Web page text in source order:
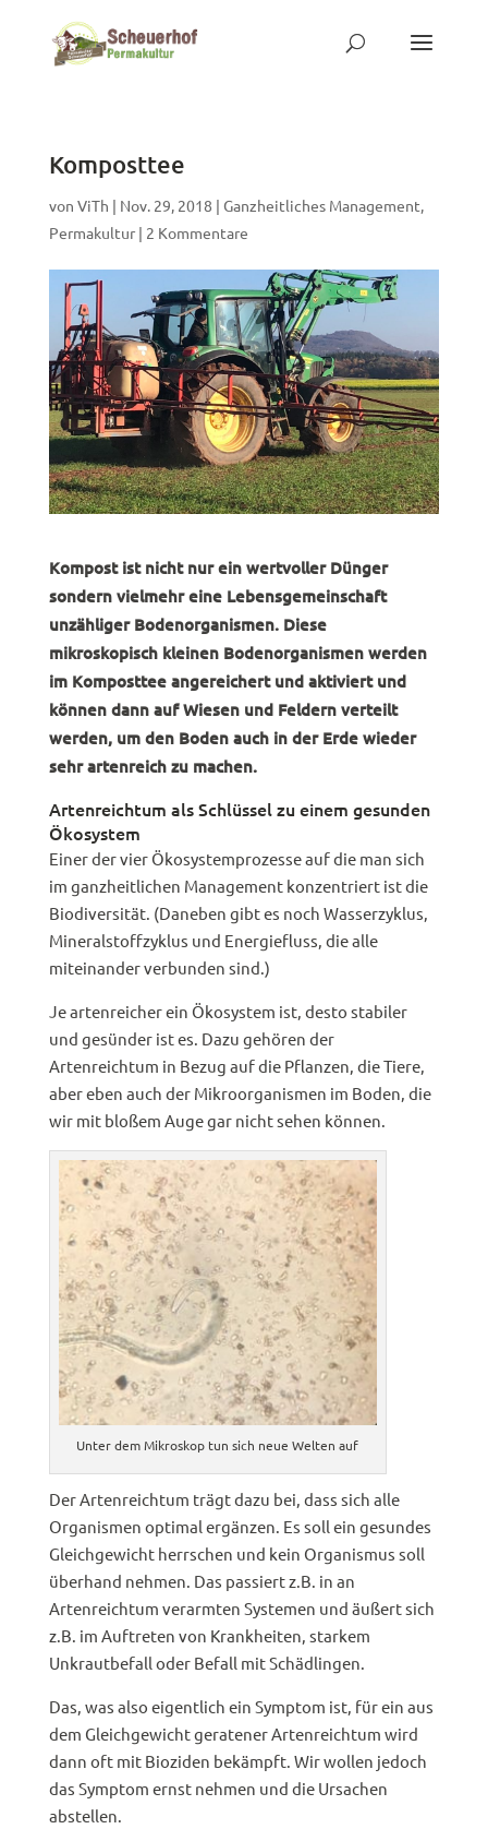
Komposttee
von ViTh | Nov. 29, 2018 | Ganzheitliches Management,
Permakultur| 2 Kommentare
Kompost ist nicht nur ein wertvoller Dünger
sondern vielmehr eine Lebensgemeinschaft
unzähliger Bodenorganismen. Diese
mikroskopisch kleinen Bodenorganismen werden
im Komposttee angereichert und aktiviert und
können dann auf Wiesen und Feldern verteilt
werden, um den Boden auch in der Erde wieder
sehr artenreich zu machen.
Artenreichtum als Schlüssel zu einem gesunden
Ökosystem
Einer der vier Ökosystemprozesse auf die man sich
im ganzheitlichen Management konzentriert ist die
Biodiversität. (Daneben gibt es noch Wasserzyklus,
Mineralstoffzyklus und Energiefluss, die alle
miteinander verbunden sind.)
Je artenreicher ein Ökosystem ist, desto stabiler
und gesünder ist es. Dazu gehören der
Artenreichtum in Bezug auf die Pflanzen, die Tiere,
aber eben auch der Mikroorganismen im Boden, die
wir mit bloßem Auge gar nicht sehen können.
Unter dem Mikroskop tun sich neue Welten auf
Der Artenreichtum trägt dazu bei, dass sich alle
Organismen optimal ergänzen. Es soll ein gesundes
Gleichgewicht herrschen und kein Organismus soll
überhand nehmen. Das passiert z.B. in an
Artenreichtum verarmten Systemen und äußert sich
z.B. im Auftreten von Krankheiten, starkem
Unkrautbefall oder Befall mit Schädlingen.
Das, was also eigentlich ein Symptom ist, für ein aus
dem Gleichgewicht geratener Artenreichtum wird
dann oft mit Bioziden bekämpft. Wir wollen jedoch
das Symptom ernst nehmen und die Ursachen
abstellen.